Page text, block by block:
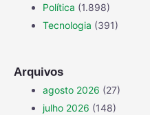
Política (1.898)
Tecnologia (391)
Arquivos
agosto 2026 (27)
julho 2026 (148)